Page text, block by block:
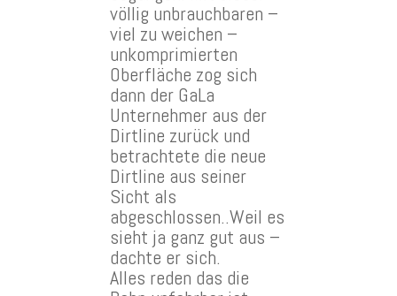
völlig unbrauchbaren –
viel zu weichen –
unkomprimierten
Oberfläche zog sich
dann der GaLa
Unternehmer aus der
Dirtline zurück und
betrachtete die neue
Dirtline aus seiner
Sicht als
abgeschlossen..Weil es
sieht ja ganz gut aus –
dachte er sich.
Alles reden das die